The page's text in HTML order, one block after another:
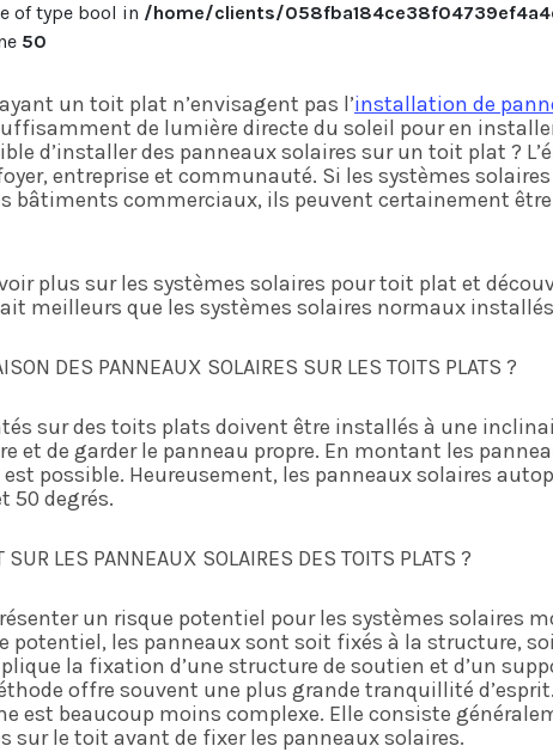
of type bool in /home/clients/
50
un toit plat n’envisagent pas l’installation de
de lumière directe du soleil pour en
d’installer des panneaux solaires sur un toit plat ?
entreprise et communauté. Si les systèmes
bâtiments commerciaux, ils peuvent certainement
plus sur les systèmes solaires pour toit plat et
meilleurs que les systèmes solaires normaux
DES PANNEAUX SOLAIRES SUR LES TOITS PLATS ?
sur des toits plats doivent être installés à une
et de garder le panneau propre. En montant les
est possible. Heureusement, les panneaux solaires
50 degrés.
SUR LES PANNEAUX SOLAIRES DES TOITS PLATS ?
un risque potentiel pour les systèmes solaires
potentiel, les panneaux sont soit fixés à la structure,
la fixation d’une structure de soutien et d’un
offre souvent une plus grande tranquillité
est beaucoup moins complexe. Elle consiste
sur le toit avant de fixer les panneaux solaires.